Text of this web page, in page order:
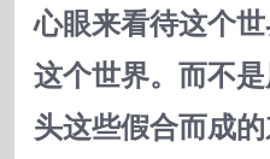
心眼来看待这个
这个世界。而不
头这些假合而成的